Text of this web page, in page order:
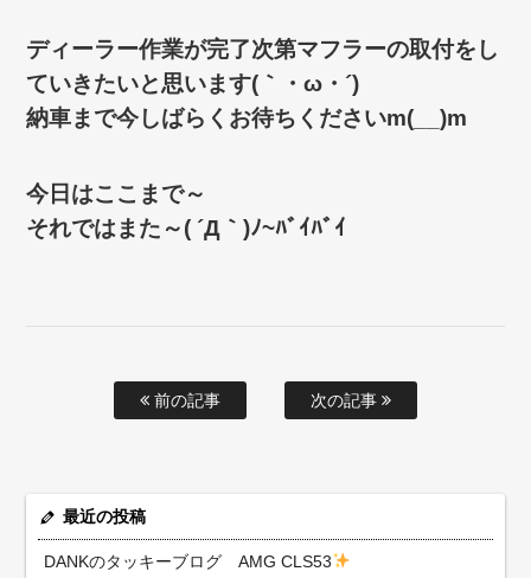
ディーラー作業が完了次第マフラーの取付をし
ていきたいと思います(｀・ω・´)ゞ
納車まで今しばらくお待ちくださいm(__)m
今日はここまで～
それではまた～( ´Д｀)ﾉ~ﾊﾞｲﾊﾞｲ
前の記事 次の記事
最近の投稿
DANKのタッキーブログ AMG CLS53